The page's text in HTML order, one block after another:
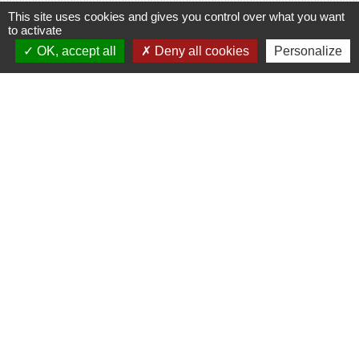
Contacts
This site uses cookies and gives you control over what you want
to activate
OK, accept all
Deny all cookies Personalize